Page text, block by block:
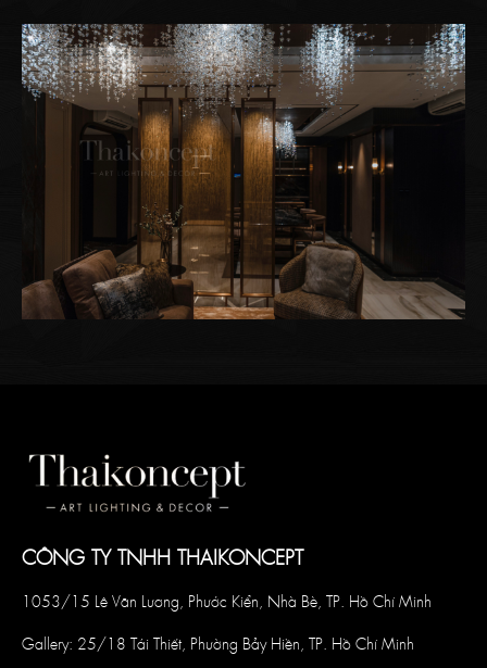
CÔNG TY TNHH THAIKONCEPT
1053/15 Lê Văn Lương, Phước Kiển, Nhà Bè, TP. Hồ Chí Minh
Gallery: 25/18 Tái Thiết, Phường Bảy Hiền, TP. Hồ Chí Minh